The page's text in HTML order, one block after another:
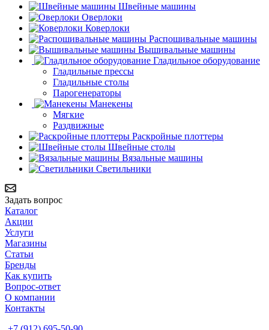
Швейные машины
Оверлоки
Коверлоки
Распошивальные машины
Вышивальные машины
Гладильное оборудование
Гладильные прессы
Гладильные столы
Парогенераторы
Манекены
Мягкие
Раздвижные
Раскройные плоттеры
Швейные столы
Вязальные машины
Светильники
Задать вопрос
Каталог
Акции
Услуги
Магазины
Статьи
Бренды
Как купить
Вопрос-ответ
О компании
Контакты